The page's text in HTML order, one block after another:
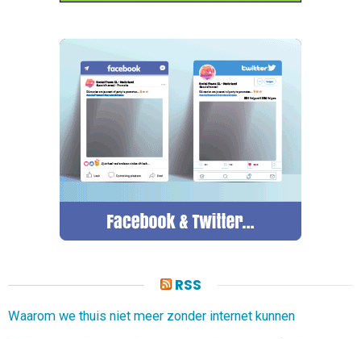
RSS
Waarom we thuis niet meer zonder internet kunnen